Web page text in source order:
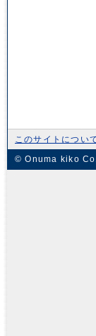
このサイトについ
© Onuma kiko